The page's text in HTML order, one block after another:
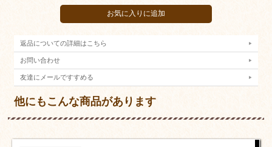
返品についての詳細はこちら
お問い合わせ
友達にメールですすめる
他にもこんな商品があります